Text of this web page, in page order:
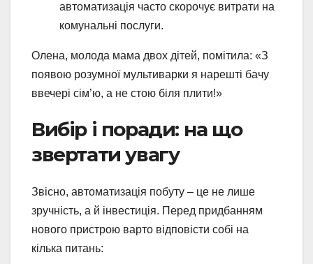
автоматизація часто скорочує витрати на
комунальні послуги.
Олена, молода мама двох дітей, помітила: «З
появою розумної мультиварки я нарешті бачу
ввечері сім’ю, а не стою біля плити!»
Вибір і поради: на що
звертати увагу
Звісно, автоматизація побуту – це не лише
зручність, а й інвестиція. Перед придбанням
нового пристрою варто відповісти собі на
кілька питань: